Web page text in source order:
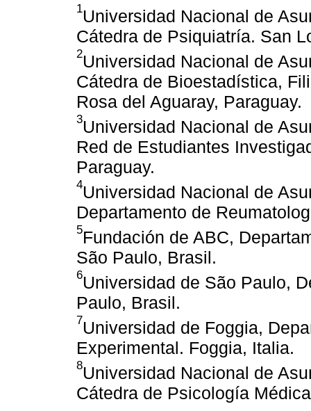
1Universidad Nacional de
Cátedra de Psiquiatría. San
2Universidad Nacional de
Cátedra de Bioestadística,
Rosa del Aguaray, Paraguay.
3Universidad Nacional de
Red de Estudiantes
Paraguay.
4Universidad Nacional de
Departamento de
5Fundación de ABC,
São Paulo, Brasil.
6Universidad de São Paulo,
Paulo, Brasil.
7Universidad de Foggia,
Experimental. Foggia, Italia.
8Universidad Nacional de
Cátedra de Psicología